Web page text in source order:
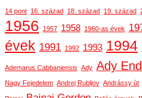
14 pont 16. század 18. század 19. század
1956 1957 1958 1960-as évek
évek 1991 1992 1993 1994
Ademarus Cabbaniensis Ady Ady
Nagy Fejedelem Andrej Rubljov Andrássy út